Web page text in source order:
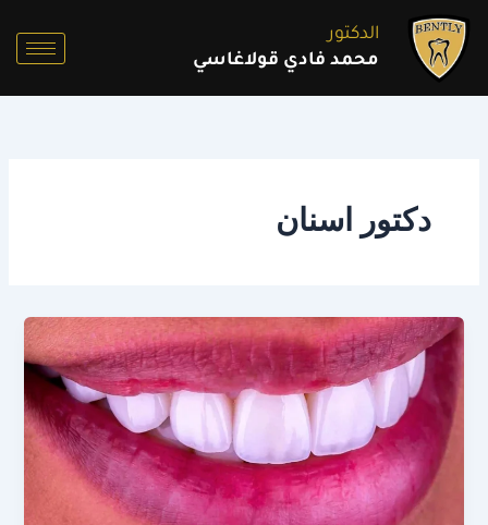
إلى
المحتوى
الدكتور
محمد فادي قولاغاسي
دكتور اسنان